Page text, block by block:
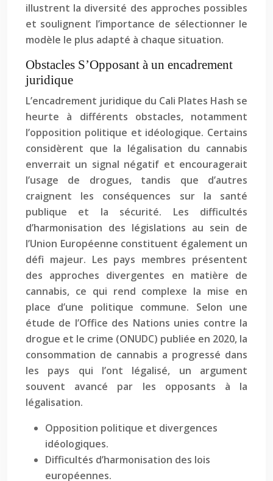
illustrent la diversité des approches possibles
et soulignent l’importance de sélectionner le
modèle le plus adapté à chaque situation.
Obstacles S’Opposant à un encadrement
juridique
L’encadrement juridique du Cali Plates Hash se
heurte à différents obstacles, notamment
l’opposition politique et idéologique. Certains
considèrent que la légalisation du cannabis
enverrait un signal négatif et encouragerait
l’usage de drogues, tandis que d’autres
craignent les conséquences sur la santé
publique et la sécurité. Les difficultés
d’harmonisation des législations au sein de
l’Union Européenne constituent également un
défi majeur. Les pays membres présentent
des approches divergentes en matière de
cannabis, ce qui rend complexe la mise en
place d’une politique commune. Selon une
étude de l’Office des Nations unies contre la
drogue et le crime (ONUDC) publiée en 2020, la
consommation de cannabis a progressé dans
les pays qui l’ont légalisé, un argument
souvent avancé par les opposants à la
légalisation.
Opposition politique et divergences
idéologiques.
Difficultés d’harmonisation des lois
européennes.